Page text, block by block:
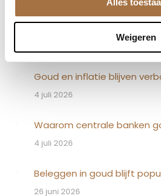
Weigeren
Goud en inflatie blijven
4 juli 2026
Waarom centrale banken
4 juli 2026
Beleggen in goud blijft
26 juni 2026